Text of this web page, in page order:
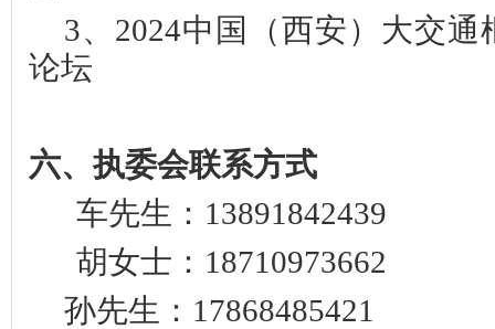
3、2024中国（西安）大交
论坛
六、执委会联系方式
车先生： 13891842439
胡女士： 18710973662
孙先生： 17868485421